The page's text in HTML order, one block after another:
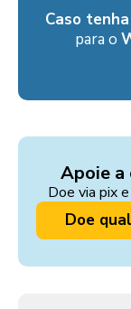
Caso
para o
Apoie a
Doe via pix
Doe